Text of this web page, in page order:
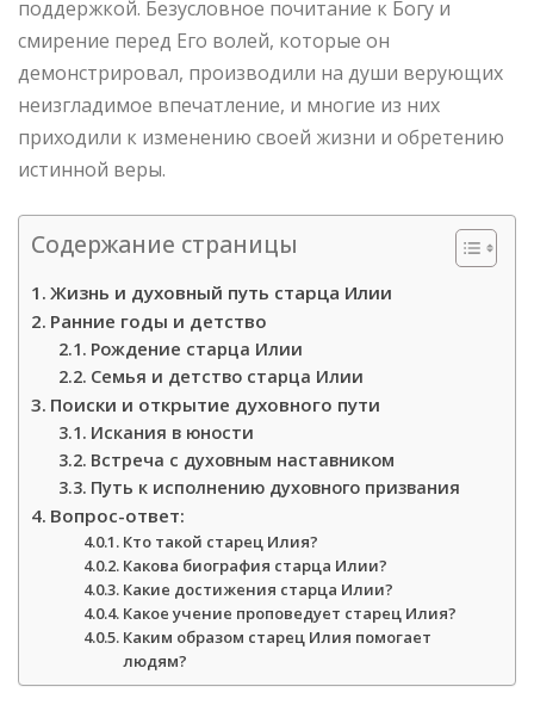
поддержкой. Безусловное почитание к Богу и
смирение перед Его волей, которые он
демонстрировал, производили на души верующих
неизгладимое впечатление, и многие из них
приходили к изменению своей жизни и обретению
истинной веры.
Содержание страницы
Жизнь и духовный путь старца Илии
Ранние годы и детство
Рождение старца Илии
Семья и детство старца Илии
Поиски и открытие духовного пути
Искания в юности
Встреча с духовным наставником
Путь к исполнению духовного призвания
Вопрос-ответ:
Кто такой старец Илия?
Какова биография старца Илии?
Какие достижения старца Илии?
Какое учение проповедует старец Илия?
Каким образом старец Илия помогает
людям?